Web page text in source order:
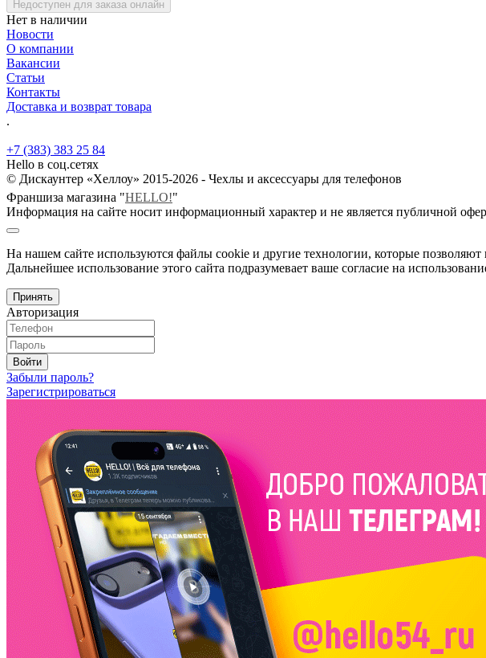
Недоступен для заказа онлайн
Нет в наличии
Новости
О компании
Вакансии
Статьи
Контакты
Доставка и возврат товара
.
+7 (383) 383 25 84
Hello в соц.сетях
© Дискаунтер «Хеллоу» 2015-2026 - Чехлы и аксессуары для телефонов
Франшиза магазина "HELLO!"
Информация на сайте носит информационный характер и не является публичной
На нашем сайте используются файлы cookie и другие технологии, которые
Дальнейшее использование этого сайта подразумевает ваше согласие на
Принять
Авторизация
Войти
Забыли пароль?
Зарегистрироваться